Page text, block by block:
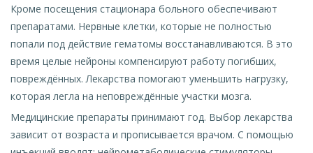
Кроме посещения стационара больного обеспечивают
препаратами. Нервные клетки, которые не полностью
попали под действие гематомы восстанавливаются. В это
время целые нейроны компенсируют работу погибших,
повреждённых. Лекарства помогают уменьшить нагрузку,
которая легла на неповреждённые участки мозга.
Медицинские препараты принимают год. Выбор лекарства
зависит от возраста и прописывается врачом. С помощью